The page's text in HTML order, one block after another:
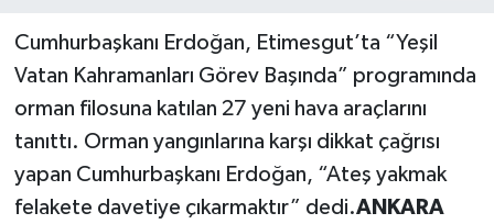
Cumhurbaşkanı Erdoğan, Etimesgut’ta “Yeşil
Vatan Kahramanları Görev Başında” programında
orman filosuna katılan 27 yeni hava araçlarını
tanıttı. Orman yangınlarına karşı dikkat çağrısı
yapan Cumhurbaşkanı Erdoğan, “Ateş yakmak
felakete davetiye çıkarmaktır” dedi.ANKARA